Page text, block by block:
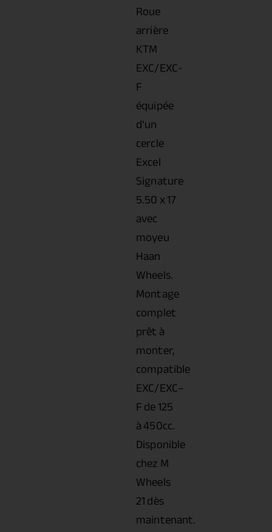
Roue
arrière
KTM
EXC/EXC-
F
équipée
d’un
cercle
Excel
Signature
5.50 x 17
avec
moyeu
Haan
Wheels.
Montage
complet
prêt à
monter,
compatible
EXC/EXC–
F de 125
à 450cc.
Disponible
chez M
Wheels
21 dès
maintenant.